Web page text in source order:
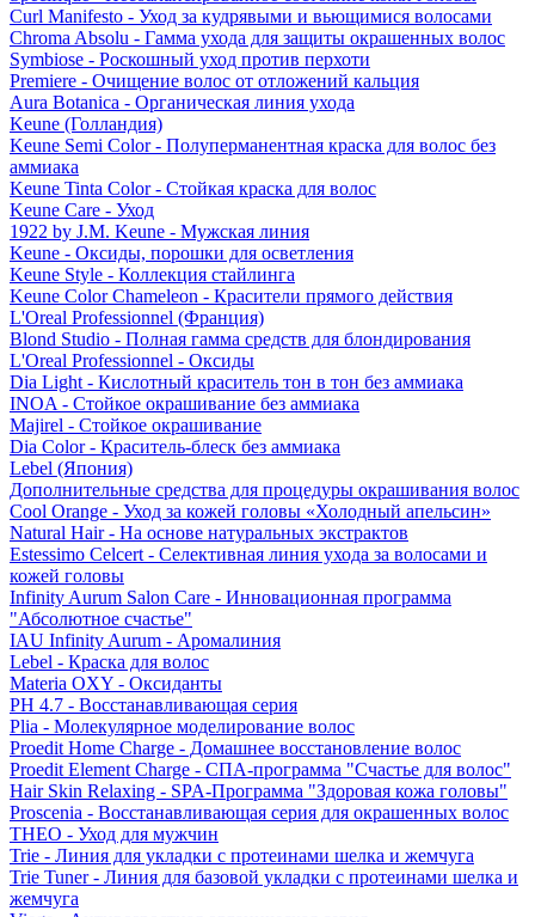
Curl Manifesto - Уход за кудрявыми и вьющимися волосами
Chroma Absolu - Гамма ухода для защиты окрашенных волос
Symbiose - Роскошный уход против перхоти
Premiere - Очищение волос от отложений кальция
Aura Botanica - Органическая линия ухода
Keune (Голландия)
Keune Semi Color - Полуперманентная краска для волос без
аммиака
Keune Tinta Color - Стойкая краска для волос
Keune Care - Уход
1922 by J.M. Keune - Мужская линия
Keune - Оксиды, порошки для осветления
Keune Style - Коллекция стайлинга
Keune Color Chameleon - Красители прямого действия
L'Oreal Professionnel (Франция)
Blond Studio - Полная гамма средств для блондирования
L'Oreal Professionnel - Оксиды
Dia Light - Кислотный краситель тон в тон без аммиака
INOA - Стойкое окрашивание без аммиака
Majirel - Стойкое окрашивание
Dia Color - Краситель-блеск без аммиака
Lebel (Япония)
Дополнительные средства для процедуры окрашивания волос
Cool Orange - Уход за кожей головы «Холодный апельсин»
Natural Hair - На основе натуральных экстрактов
Estessimo Celcert - Селективная линия ухода за волосами и
кожей головы
Infinity Aurum Salon Care - Инновационная программа
"Абсолютное счастье"
IAU Infinity Aurum - Аромалиния
Lebel - Краска для волос
Materia OXY - Оксиданты
PH 4.7 - Восстанавливающая серия
Plia - Молекулярное моделирование волос
Proedit Home Charge - Домашнее восстановление волос
Proedit Element Charge - СПА-программа "Счастье для волос"
Hair Skin Relaxing - SPA-Программа "Здоровая кожа головы"
Proscenia - Восстанавливающая серия для окрашенных волос
THEO - Уход для мужчин
Trie - Линия для укладки с протеинами шелка и жемчуга
Trie Tuner - Линия для базовой укладки с протеинами шелка и
жемчуга